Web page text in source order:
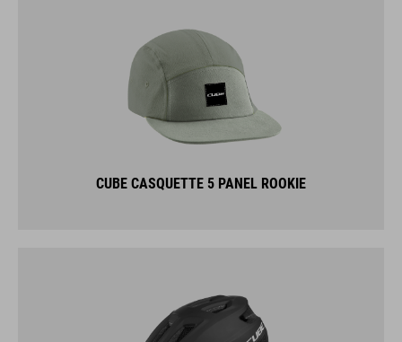
CUBE CASQUETTE 5 PANEL ROOKIE